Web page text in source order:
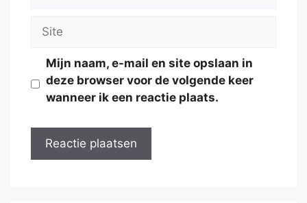
Site
Mijn naam, e-mail en site opslaan in
deze browser voor de volgende keer
wanneer ik een reactie plaats.